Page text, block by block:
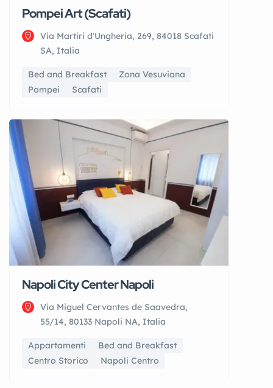
Pompei Art (Scafati)
Via Martiri d'Ungheria, 269, 84018 Scafati
SA, Italia
Bed and Breakfast
Zona Vesuviana
Pompei
Scafati
Napoli City Center Napoli
Via Miguel Cervantes de Saavedra,
55/14, 80133 Napoli NA, Italia
Appartamenti
Bed and Breakfast
Centro Storico
Napoli Centro